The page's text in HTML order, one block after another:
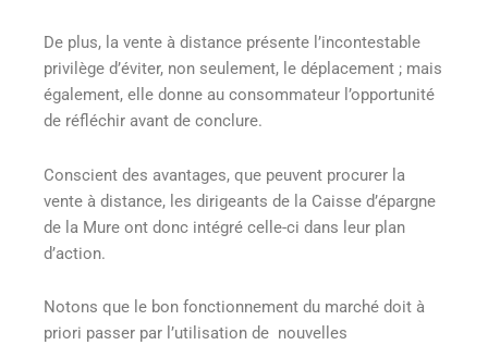
De plus, la vente à distance présente l’incontestable
privilège d’éviter, non seulement, le déplacement ; mais
également, elle donne au consommateur l’opportunité
de réfléchir avant de conclure.
Conscient des avantages, que peuvent procurer la
vente à distance, les dirigeants de la Caisse d’épargne
de la Mure ont donc intégré celle-ci dans leur plan
d’action.
Notons que le bon fonctionnement du marché doit à
priori passer par l’utilisation de nouvelles